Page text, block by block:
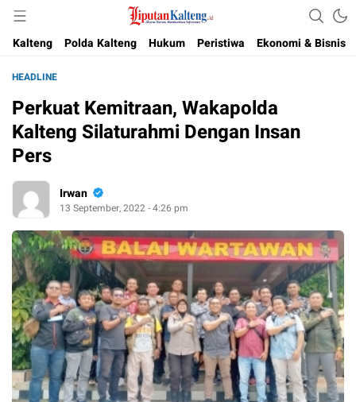
Liputan Kalteng
Akurat, Terpercaya & Independent
Kalteng
Polda Kalteng Hukum Peristiwa Ekonomi & Bisnis
HEADLINE
Perkuat Kemitraan, Wakapolda
Kalteng Silaturahmi Dengan Insan
Pers
Irwan
13 September, 2022 - 4:26 pm